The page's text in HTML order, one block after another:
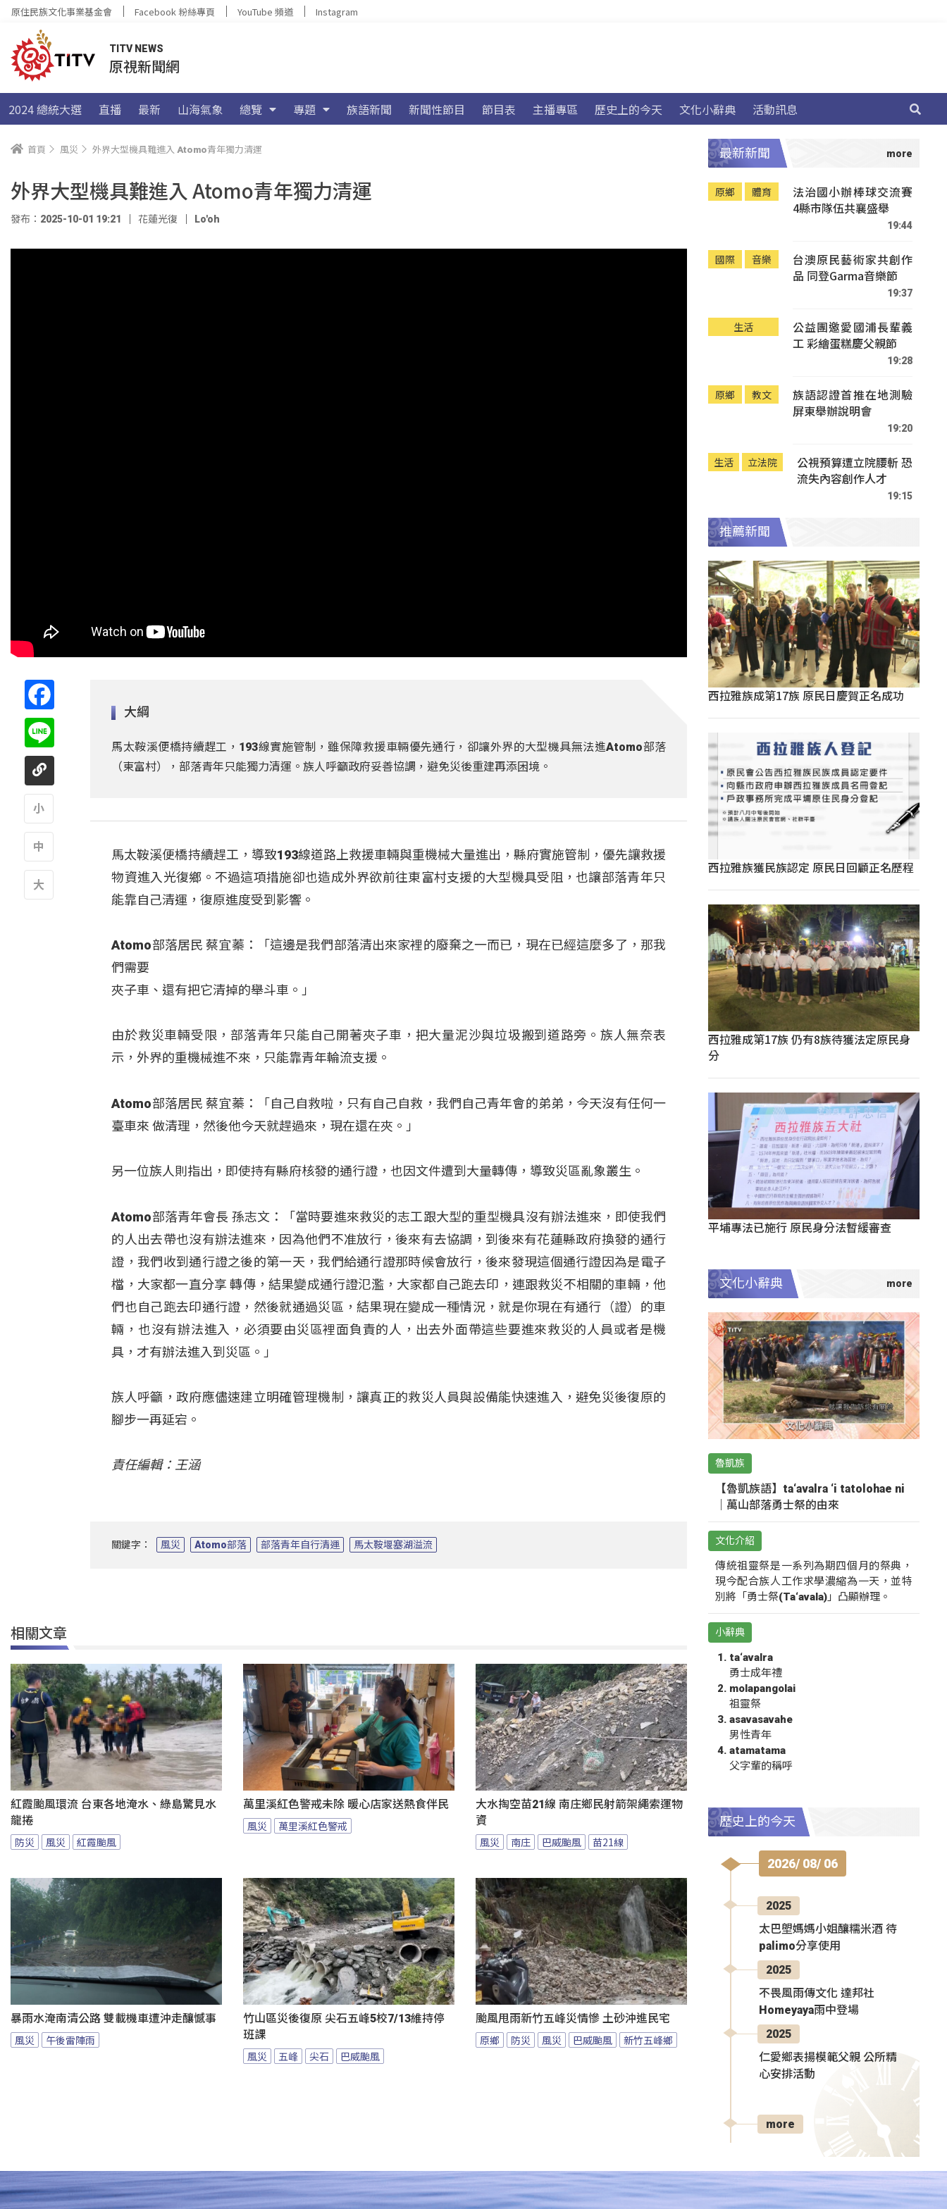
原住民族文化事業基金會 Facebook 粉絲專頁 YouTube 頻道 Instagram
TITV NEWS
原視新聞網
2024 總統大選 直播 最新 山海氣象 總覽 專題 族語新聞 新聞性節目 節目表 主播專區 歷史上的今天 文化小辭典 活動訊息
首頁 風災 外界大型機具難進入 Atomo青年獨力清運
外界大型機具難進入 Atomo青年獨力清運
發布：2025-10-01 19:21 花蓮光復 Lo'oh
大綱
馬太鞍溪便橋持續趕工，193線實施管制，雖保障救援車輛優先通行，卻讓外界的大型機具無法進Atomo部落
（東富村），部落青年只能獨力清運。族人呼籲政府妥善協調，避免災後重建再添困境。
馬太鞍溪便橋持續趕工，導致193線道路上救援車輛與重機械大量進出，縣府實施管制，優先讓救援
物資進入光復鄉。不過這項措施卻也造成外界欲前往東富村支援的大型機具受阻，也讓部落青年只
能靠自己清運，復原進度受到影響。
Atomo部落居民 蔡宜蓁：「這邊是我們部落清出來家裡的廢棄之一而已，現在已經這麼多了，那我
們需要
夾子車、還有把它清掉的舉斗車。」
由於救災車輛受限，部落青年只能自己開著夾子車，把大量泥沙與垃圾搬到道路旁。族人無奈表
示，外界的重機械進不來，只能靠青年輪流支援。
Atomo部落居民 蔡宜蓁：「自己自救啦，只有自己自救，我們自己青年會的弟弟，今天沒有任何一
臺車來 做清理，然後他今天就趕過來，現在還在夾。」
另一位族人則指出，即使持有縣府核發的通行證，也因文件遭到大量轉傳，導致災區亂象叢生。
Atomo部落青年會長 孫志文：「當時要進來救災的志工跟大型的重型機具沒有辦法進來，即使我們
的人出去帶也沒有辦法進來，因為他們不准放行，後來有去協調，到後來有花蓮縣政府換發的通行
證，我們收到通行證之後的第一天，我們給通行證那時候會放行，後來發現這個通行證因為是電子
檔，大家都一直分享 轉傳，結果變成通行證氾濫，大家都自己跑去印，連跟救災不相關的車輛，他
們也自己跑去印通行證，然後就通過災區，結果現在變成一種情況，就是你現在有通行（證）的車
輛，也沒有辦法進入，必須要由災區裡面負責的人，出去外面帶這些要進來救災的人員或者是機
具，才有辦法進入到災區。」
族人呼籲，政府應儘速建立明確管理機制，讓真正的救災人員與設備能快速進入，避免災後復原的
腳步一再延宕。
責任編輯：王涵
關鍵字： 風災 Atomo部落 部落青年自行清運 馬太鞍堰塞湖溢流
相關文章
紅霞颱風環流 台東各地淹水、綠島驚見水
龍捲
防災 風災 紅霞颱風
萬里溪紅色警戒未除 暖心店家送熱食伴民
風災 萬里溪紅色警戒
大水掏空苗21線 南庄鄉民射箭架繩索運物
資
風災 南庄 巴威颱風 苗21線
暴雨水淹南清公路 雙載機車遭沖走釀憾事
風災 午後雷陣雨
竹山區災後復原 尖石五峰5校7/13維持停
班課
風災 五峰 尖石 巴威颱風
颱風甩雨新竹五峰災情慘 土砂沖進民宅
原鄉 防災 風災 巴威颱風 新竹五峰鄉
最新新聞
原鄉 體育
法治國小辦棒球交流賽
4縣市隊伍共襄盛舉
19:44
國際 音樂
台澳原民藝術家共創作
品 同登Garma音樂節
19:37
生活
公益團邀愛國浦長輩義
工 彩繪蛋糕慶父親節
19:28
原鄉 教文
族語認證首推在地測驗
屏東舉辦說明會
19:20
生活 立法院
公視預算遭立院腰斬 恐
流失內容創作人才
19:15
推薦新聞
西拉雅族成第17族 原民日慶賀正名成功
西拉雅族獲民族認定 原民日回顧正名歷程
西拉雅成第17族 仍有8族待獲法定原民身
分
平埔專法已施行 原民身分法暫緩審查
文化小辭典
魯凱族
【魯凱族語】ta‘avalra ‘i tatolohae ni
｜萬山部落勇士祭的由來
文化介紹
傳統祖靈祭是一系列為期四個月的祭典，
現今配合族人工作求學濃縮為一天，並特
別將「勇士祭(Ta‘avala)」凸顯辦理。
小辭典
ta‘avalra
勇士成年禮
molapangolai
祖靈祭
asavasavahe
男性青年
atamatama
父字輩的稱呼
歷史上的今天
2026/ 08/ 06
2025
太巴塱媽媽小姐釀糯米酒 待
palimo分享使用
2025
不畏風雨傳文化 達邦社
Homeyaya雨中登場
2025
仁愛鄉表揚模範父親 公所精
心安排活動
more